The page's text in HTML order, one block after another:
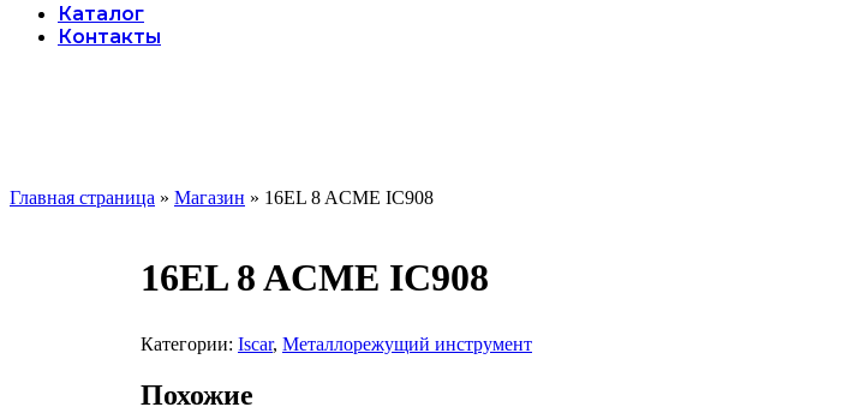
МенюКаталог
Контакты
Главная страница » Магазин » 16EL 8 ACME IC908
16EL 8 ACME IC908
Категории: Iscar, Металлорежущий инструмент
Похожие